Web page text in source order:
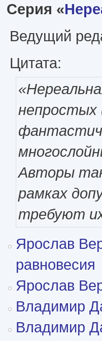
Серия «
Ведущий
Цитата:
Авторы
рамках
требуют
Ярослав
равновесия
Ярослав
Владимир
Владимир